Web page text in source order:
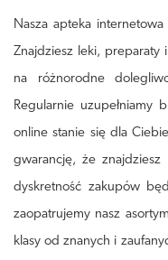
Nasza apteka
Znajdziesz leki, preparaty
na różnorodne
Regularnie uzupełniamy
online stanie się dla
gwarancję, że
dyskretność zakupów
zaopatrujemy nasz
klasy od znanych i